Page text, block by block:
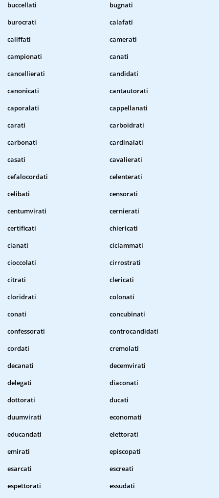
buccellati
bugnati
burocrati
calafati
califfati
camerati
campionati
canati
cancellierati
candidati
canonicati
cantautorati
caporalati
cappellanati
carati
carboidrati
carbonati
cardinalati
casati
cavalierati
cefalocordati
celenterati
celibati
censorati
centumvirati
cernierati
certificati
chiericati
cianati
ciclammati
cioccolati
cirrostrati
citrati
clericati
cloridrati
colonati
conati
concubinati
confessorati
controcandidati
cordati
cremolati
decanati
decemvirati
delegati
diaconati
dottorati
ducati
duumvirati
economati
educandati
elettorati
emirati
episcopati
esarcati
escreati
espettorati
essudati